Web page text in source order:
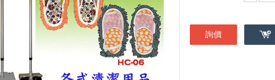
詢價